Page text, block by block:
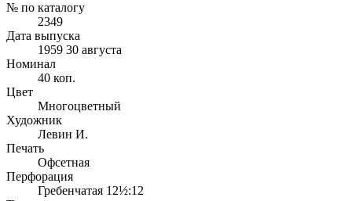
№ по каталогу
2349
Дата выпуска
1959 30 августа
Номинал
40 коп.
Цвет
Многоцветный
Художник
Левин И.
Печать
Офсетная
Перфорация
Гребенчатая 12½:12